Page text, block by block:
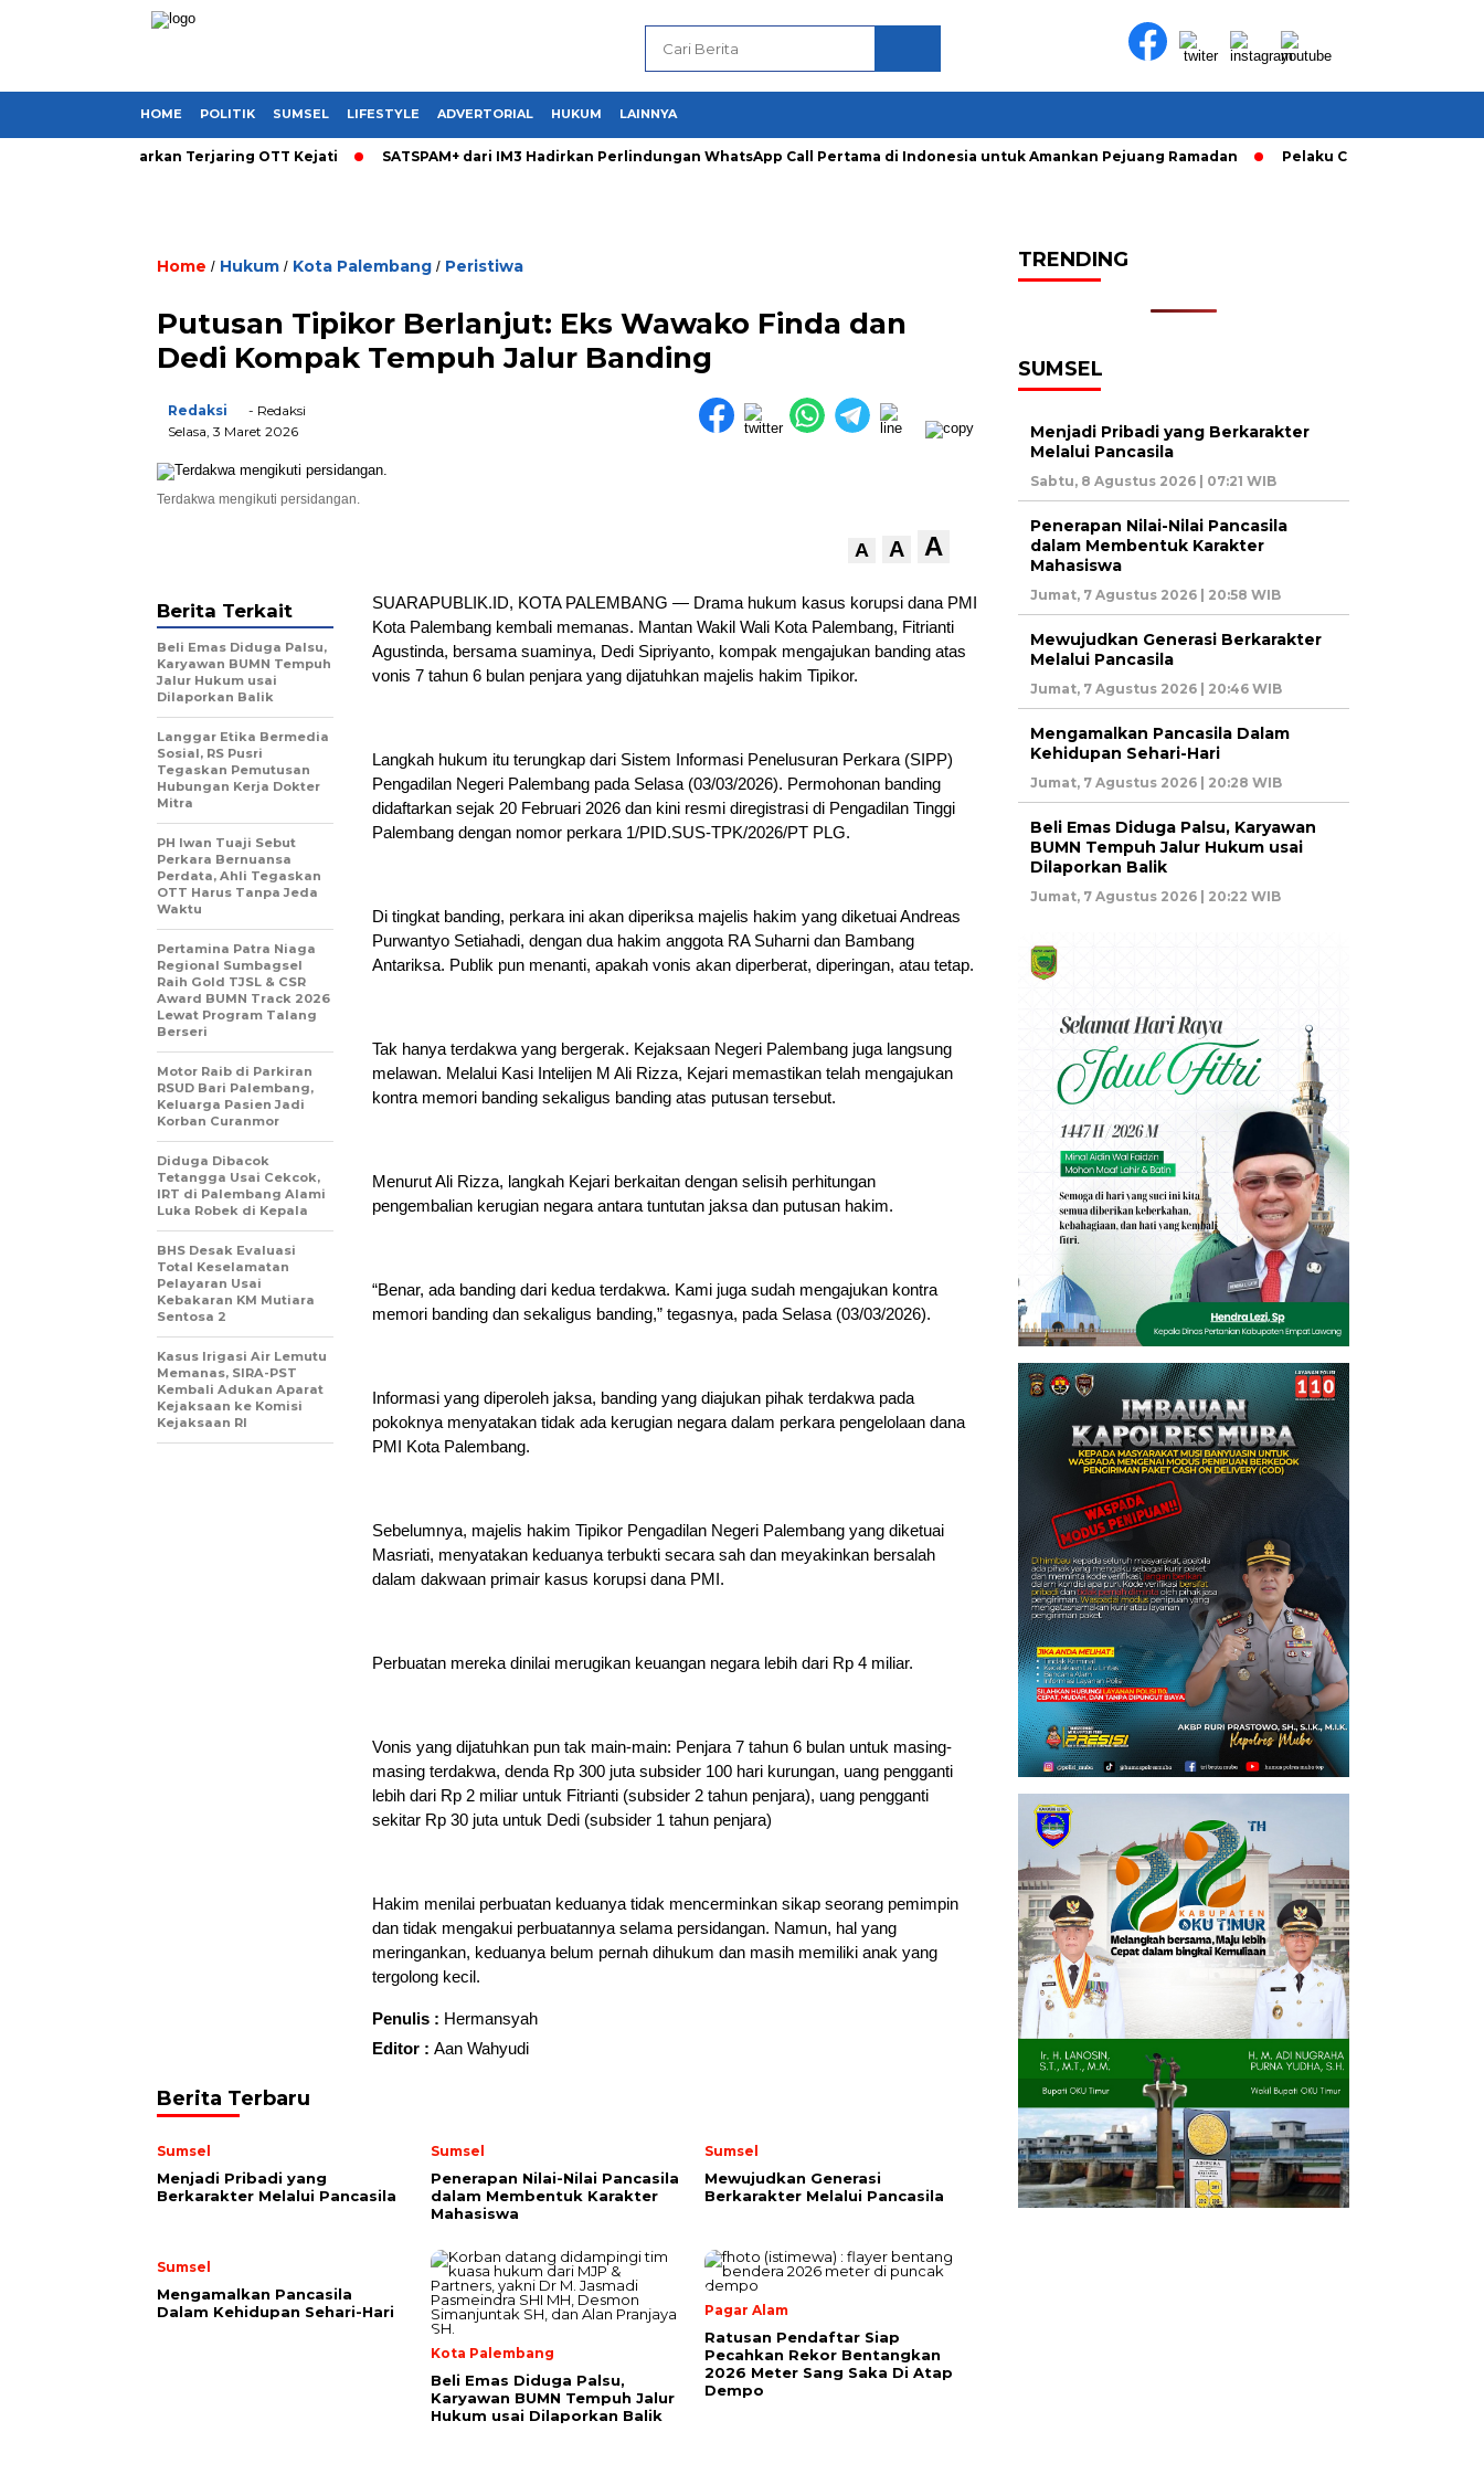
HOME POLITIK SUMSEL LIFESTYLE ADVERTORIAL HUKUM LAINNYA
Sumsel Dikabarkan Terjaring OTT Kejati SATSPAM+ dari IM3 Hadirkan Perlindungan WhatsApp Call Pertama di Indonesia untuk Amankan Pejuang Ramadan Pelaku Curanmor diringkusi
Home / Hukum / Kota Palembang / Peristiwa
Putusan Tipikor Berlanjut: Eks Wawako Finda dan
Dedi Kompak Tempuh Jalur Banding
Redaksi
- Redaksi
Selasa, 3 Maret 2026
Terdakwa mengikuti persidangan.
A A A
SUARAPUBLIK.ID, KOTA PALEMBANG — Drama hukum kasus korupsi dana PMI
Kota Palembang kembali memanas. Mantan Wakil Wali Kota Palembang, Fitrianti
Agustinda, bersama suaminya, Dedi Sipriyanto, kompak mengajukan banding atas
vonis 7 tahun 6 bulan penjara yang dijatuhkan majelis hakim Tipikor.
Langkah hukum itu terungkap dari Sistem Informasi Penelusuran Perkara (SIPP)
Pengadilan Negeri Palembang pada Selasa (03/03/2026). Permohonan banding
didaftarkan sejak 20 Februari 2026 dan kini resmi diregistrasi di Pengadilan Tinggi
Palembang dengan nomor perkara 1/PID.SUS-TPK/2026/PT PLG.
Di tingkat banding, perkara ini akan diperiksa majelis hakim yang diketuai Andreas
Purwantyo Setiahadi, dengan dua hakim anggota RA Suharni dan Bambang
Antariksa. Publik pun menanti, apakah vonis akan diperberat, diperingan, atau tetap.
Tak hanya terdakwa yang bergerak. Kejaksaan Negeri Palembang juga langsung
melawan. Melalui Kasi Intelijen M Ali Rizza, Kejari memastikan telah mengajukan
kontra memori banding sekaligus banding atas putusan tersebut.
Menurut Ali Rizza, langkah Kejari berkaitan dengan selisih perhitungan
pengembalian kerugian negara antara tuntutan jaksa dan putusan hakim.
“Benar, ada banding dari kedua terdakwa. Kami juga sudah mengajukan kontra
memori banding dan sekaligus banding,” tegasnya, pada Selasa (03/03/2026).
Informasi yang diperoleh jaksa, banding yang diajukan pihak terdakwa pada
pokoknya menyatakan tidak ada kerugian negara dalam perkara pengelolaan dana
PMI Kota Palembang.
Sebelumnya, majelis hakim Tipikor Pengadilan Negeri Palembang yang diketuai
Masriati, menyatakan keduanya terbukti secara sah dan meyakinkan bersalah
dalam dakwaan primair kasus korupsi dana PMI.
Perbuatan mereka dinilai merugikan keuangan negara lebih dari Rp 4 miliar.
Vonis yang dijatuhkan pun tak main-main: Penjara 7 tahun 6 bulan untuk masing-
masing terdakwa, denda Rp 300 juta subsider 100 hari kurungan, uang pengganti
lebih dari Rp 2 miliar untuk Fitrianti (subsider 2 tahun penjara), uang pengganti
sekitar Rp 30 juta untuk Dedi (subsider 1 tahun penjara)
Hakim menilai perbuatan keduanya tidak mencerminkan sikap seorang pemimpin
dan tidak mengakui perbuatannya selama persidangan. Namun, hal yang
meringankan, keduanya belum pernah dihukum dan masih memiliki anak yang
tergolong kecil.
Penulis : Hermansyah
Editor : Aan Wahyudi
Berita Terkait
Beli Emas Diduga Palsu,
Karyawan BUMN Tempuh
Jalur Hukum usai
Dilaporkan Balik
Langgar Etika Bermedia
Sosial, RS Pusri
Tegaskan Pemutusan
Hubungan Kerja Dokter
Mitra
PH Iwan Tuaji Sebut
Perkara Bernuansa
Perdata, Ahli Tegaskan
OTT Harus Tanpa Jeda
Waktu
Pertamina Patra Niaga
Regional Sumbagsel
Raih Gold TJSL & CSR
Award BUMN Track 2026
Lewat Program Talang
Berseri
Motor Raib di Parkiran
RSUD Bari Palembang,
Keluarga Pasien Jadi
Korban Curanmor
Diduga Dibacok
Tetangga Usai Cekcok,
IRT di Palembang Alami
Luka Robek di Kepala
BHS Desak Evaluasi
Total Keselamatan
Pelayaran Usai
Kebakaran KM Mutiara
Sentosa 2
Kasus Irigasi Air Lemutu
Memanas, SIRA-PST
Kembali Adukan Aparat
Kejaksaan ke Komisi
Kejaksaan RI
Berita Terbaru
Sumsel
Menjadi Pribadi yang
Berkarakter Melalui Pancasila
Sumsel
Penerapan Nilai-Nilai Pancasila
dalam Membentuk Karakter
Mahasiswa
Sumsel
Mewujudkan Generasi
Berkarakter Melalui Pancasila
Sumsel
Mengamalkan Pancasila
Dalam Kehidupan Sehari-Hari
Kota Palembang
Beli Emas Diduga Palsu,
Karyawan BUMN Tempuh Jalur
Hukum usai Dilaporkan Balik
Pagar Alam
Ratusan Pendaftar Siap
Pecahkan Rekor Bentangkan
2026 Meter Sang Saka Di Atap
Dempo
TRENDING
SUMSEL
Menjadi Pribadi yang Berkarakter
Melalui Pancasila
Sabtu, 8 Agustus 2026 | 07:21 WIB
Penerapan Nilai-Nilai Pancasila
dalam Membentuk Karakter
Mahasiswa
Jumat, 7 Agustus 2026 | 20:58 WIB
Mewujudkan Generasi Berkarakter
Melalui Pancasila
Jumat, 7 Agustus 2026 | 20:46 WIB
Mengamalkan Pancasila Dalam
Kehidupan Sehari-Hari
Jumat, 7 Agustus 2026 | 20:28 WIB
Beli Emas Diduga Palsu, Karyawan
BUMN Tempuh Jalur Hukum usai
Dilaporkan Balik
Jumat, 7 Agustus 2026 | 20:22 WIB